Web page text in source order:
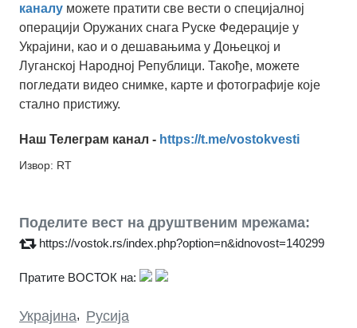
каналу можете пратити све вести о специјалној
операцији Оружаних снага Руске Федерације у
Украјини, као и о дешавањима у Доњецкој и
Луганској Народној Републици. Такође, можете
погледати видео снимке, карте и фотографије које
стално пристижу.
Наш Телеграм канал - https://t.me/vostokvesti
Извор: RT
Поделите вест на друштвеним мрежама:
https://vostok.rs/index.php?option=n&idnovost=140299
Пратите ВОСТОК на:
Украјина, Русија